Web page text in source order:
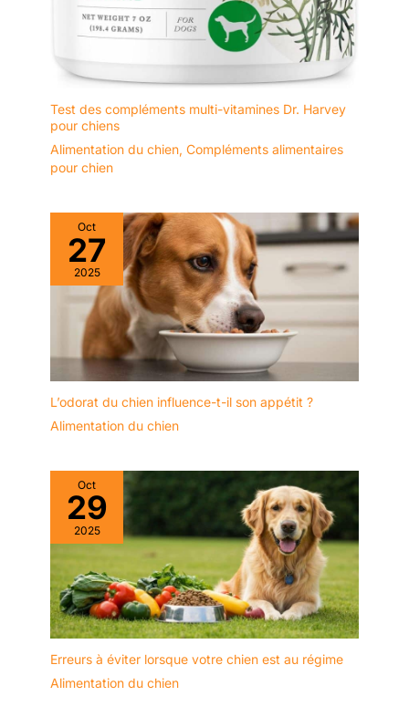
Test des compléments multi-vitamines Dr. Harvey
pour chiens
Alimentation du chien, Compléments alimentaires
pour chien
Oct
27
2025
L’odorat du chien influence-t-il son appétit ?
Alimentation du chien
Oct
29
2025
Erreurs à éviter lorsque votre chien est au régime
Alimentation du chien